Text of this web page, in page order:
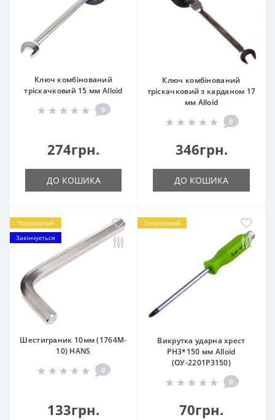
Ключ комбінований
тріскачковий 15 мм Alloid
0
274грн.
ДО КОШИКА
Ключ комбінований
тріскачковий з карданом 17
мм Alloid
0
346грн.
ДО КОШИКА
Популярний
Закінчується
Шестиграник 10мм (1764M-
10) HANS
0
133грн.
Популярний
Викрутка ударна хрест
PH3*150 мм Alloid
(ОУ-2201P3150)
0
70грн.